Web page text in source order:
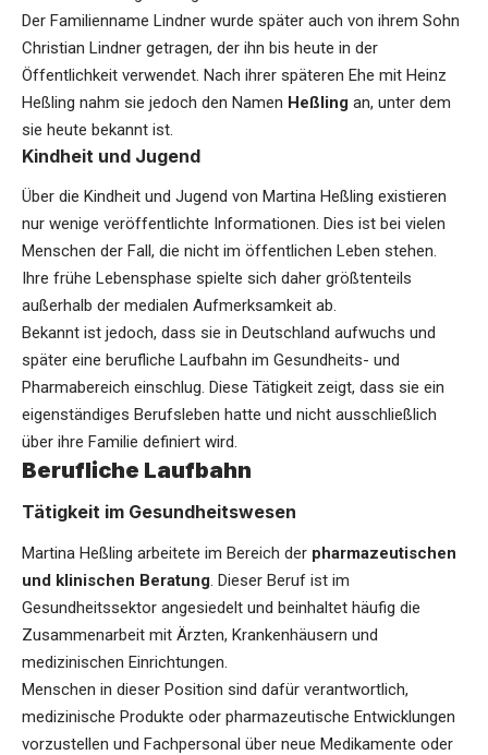
Der Familienname Lindner wurde später auch von ihrem Sohn
Christian Lindner getragen, der ihn bis heute in der
Öffentlichkeit verwendet. Nach ihrer späteren Ehe mit Heinz
Heßling nahm sie jedoch den Namen Heßling an, unter dem
sie heute bekannt ist.
Kindheit und Jugend
Über die Kindheit und Jugend von Martina Heßling existieren
nur wenige veröffentlichte Informationen. Dies ist bei vielen
Menschen der Fall, die nicht im öffentlichen Leben stehen.
Ihre frühe Lebensphase spielte sich daher größtenteils
außerhalb der medialen Aufmerksamkeit ab.
Bekannt ist jedoch, dass sie in Deutschland aufwuchs und
später eine berufliche Laufbahn im Gesundheits- und
Pharmabereich einschlug. Diese Tätigkeit zeigt, dass sie ein
eigenständiges Berufsleben hatte und nicht ausschließlich
über ihre Familie definiert wird.
Berufliche Laufbahn
Tätigkeit im Gesundheitswesen
Martina Heßling arbeitete im Bereich der pharmazeutischen
und klinischen Beratung. Dieser Beruf ist im
Gesundheitssektor angesiedelt und beinhaltet häufig die
Zusammenarbeit mit Ärzten, Krankenhäusern und
medizinischen Einrichtungen.
Menschen in dieser Position sind dafür verantwortlich,
medizinische Produkte oder pharmazeutische Entwicklungen
vorzustellen und Fachpersonal über neue Medikamente oder